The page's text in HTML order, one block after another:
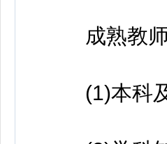
成熟教
(1)本科及